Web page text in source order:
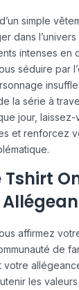
simple
dans
intenses en
séduire par
la série à
jour,
et renforcez
affirmez
de
votre
les